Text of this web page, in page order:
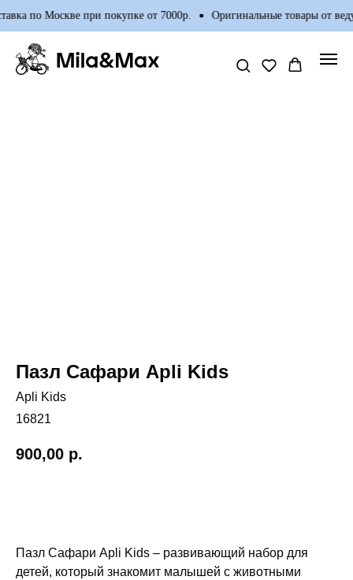
по Москве при покупке от 7000р. Оригинальные товары от
Пазл Сафари Apli Kids
Apli Kids
16821
900,00 р.
Пазл Сафари Apli Kids – развивающий набор для
детей, который знакомит малышей с животными